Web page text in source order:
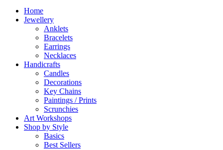
Home
Jewellery
Anklets
Bracelets
Earrings
Necklaces
Handicrafts
Candles
Decorations
Key Chains
Paintings / Prints
Scrunchies
Art Workshops
Shop by Style
Basics
Best Sellers